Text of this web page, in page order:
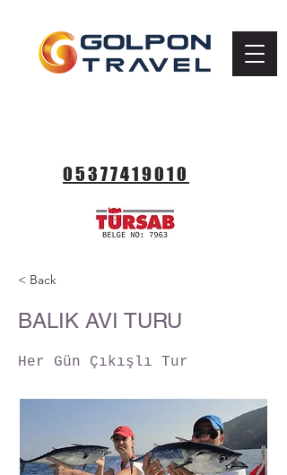
05377419010
< Back
BALIK AVI TURU
Her Gün Çıkışlı Tur